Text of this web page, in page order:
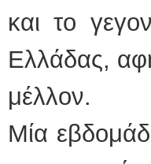
και το
Ελλάδας,
μέλλον.
Μία